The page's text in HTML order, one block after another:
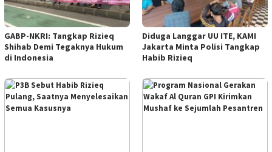
GABP-NKRI: Tangkap Rizieq
Shihab Demi Tegaknya Hukum
di Indonesia
Diduga Langgar UU ITE, KAMI
Jakarta Minta Polisi Tangkap
Habib Rizieq